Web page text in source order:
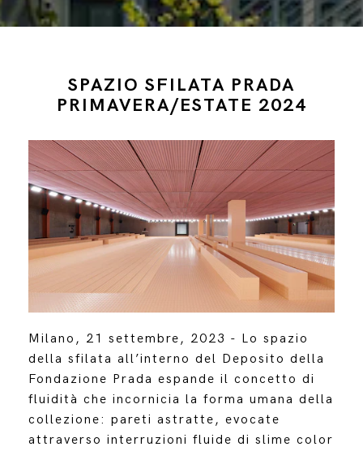
SPAZIO SFILATA PRADA
PRIMAVERA/ESTATE 2024
Milano, 21 settembre, 2023 - Lo spazio
della sfilata all’interno del Deposito della
Fondazione Prada espande il concetto di
fluidità che incornicia la forma umana della
collezione: pareti astratte, evocate
attraverso interruzioni fluide di slime color